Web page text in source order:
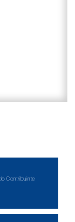
Contribuinte